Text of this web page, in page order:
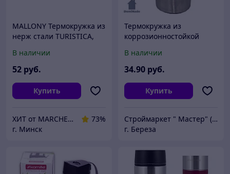
MALLONY Термокружка из
нерж стали TURISTICA,
В наличии
52 руб.
Купить
ХИТ от MARCHENKO
73%
г. Минск
Термокружка из
коррозионностойкой
В наличии
34.90 руб.
Купить
Строймаркет " Мастер" (ООО "АльгенаЛайт")
г. Береза